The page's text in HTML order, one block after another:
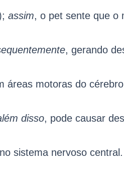
assim, o pet sente que o
, gerando
áreas motoras do
disso, pode causar
sistema nervoso central.